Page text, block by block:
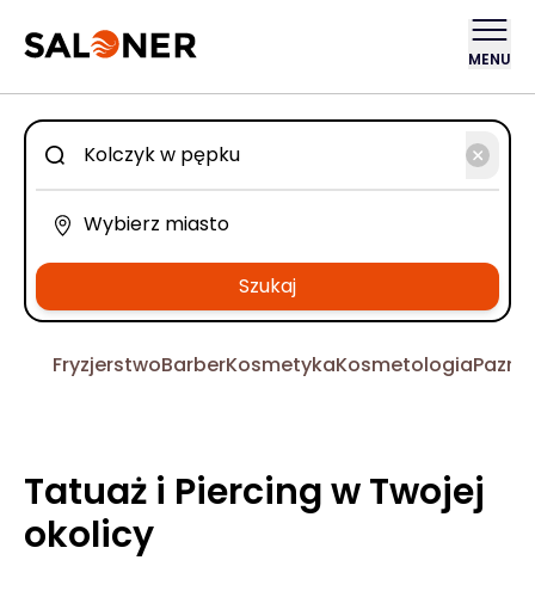
MENU
Szukaj
FryzjerstwoBarberKosmetykaKosmetologia
Tatuaż i Piercing w Twojej
okolicy